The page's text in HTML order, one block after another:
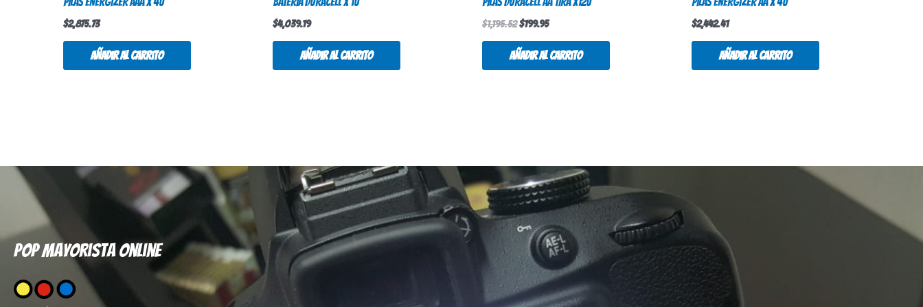
$2,875.73
Añadir al carrito
$4,039.19
Añadir al carrito
$1,195.52$199.95
Añadir al carrito
$2,442.41
Añadir al carrito
Pop mayorista online